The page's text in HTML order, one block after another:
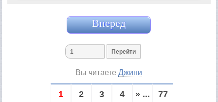
Вперед
Вы читаетеДжини
1 2 3 4 » ... 77